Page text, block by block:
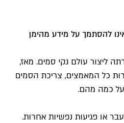
אנו מפצירים בקוראינו להסתמך על מידע מהימן
ליצור עולם נקי סמים. מאז,
כל המאמצים, צריכת הסמים
על כמה מהם.
או פגיעות נפשיות אחרות.